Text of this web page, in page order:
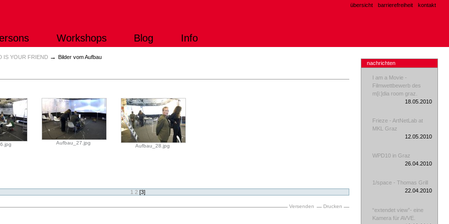
übersicht barrierefreiheit kontakt
Workshops Blog Info
IS YOUR FRIEND →Bilder vom Aufbau
Aufbau_27.jpg
Aufbau_28.jpg
1 2 [3]
Versenden Drucken
nachrichten
I am a Movie -
Filmwettbewerb des
m[i:]dia room graz.
18.05.2010
Frieze - ArtNetLab at
MKL Graz
12.05.2010
WPD10 in Graz
26.04.2010
1/space - Thomas Grill
22.04.2010
“extendet view”- eine
Kamera für AVVE.